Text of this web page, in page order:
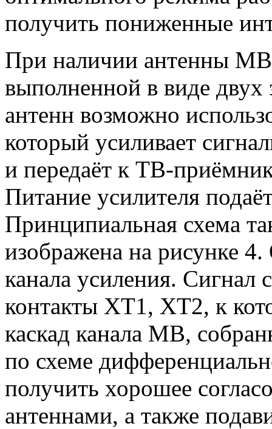
получить пониженные
При наличии антенны
выполненной в виде двух
антенн возможно
который усиливает
и передаёт к ТВ-
Питание усилителя
Принципиальная схема
изображена на рисунке
канала усиления.
контакты ХТ1, ХТ2, к
каскад канала МВ,
по схеме
получить хорошее
антеннами, а также